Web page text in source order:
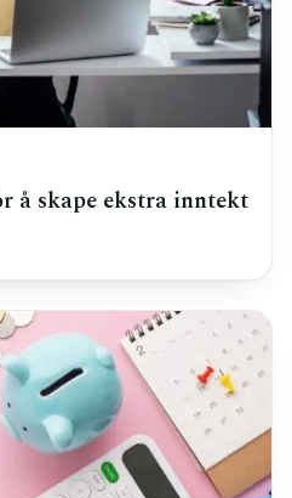
å skape ekstra inntekt